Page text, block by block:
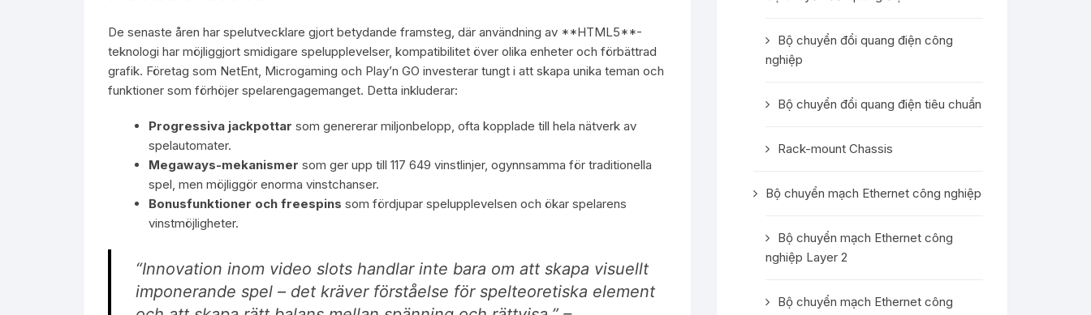
De senaste åren har spelutvecklare gjort betydande framsteg, där användning av **HTML5**-
teknologi har möjliggjort smidigare spelupplevelser, kompatibilitet över olika enheter och förbättrad
grafik. Företag som NetEnt, Microgaming och Play’n GO investerar tungt i att skapa unika teman och
funktioner som förhöjer spelarengagemanget. Detta inkluderar:
Progressiva jackpottar som genererar miljonbelopp, ofta kopplade till hela nätverk av
spelautomater.
Megaways-mekanismer som ger upp till 117 649 vinstlinjer, ogynnsamma för traditionella
spel, men möjliggör enorma vinstchanser.
Bonusfunktioner och freespins som fördjupar spelupplevelsen och ökar spelarens
vinstmöjligheter.
“Innovation inom video slots handlar inte bara om att skapa visuellt
imponerande spel – det kräver förståelse för spelteoretiska element
Bộ chuyển đổi quang điện công
nghiệp
Bộ chuyển đổi quang điện tiêu chuẩn
Rack-mount Chassis
Bộ chuyển mạch Ethernet công nghiệp
Bộ chuyển mạch Ethernet công
nghiệp Layer 2
Bộ chuyển mạch Ethernet công